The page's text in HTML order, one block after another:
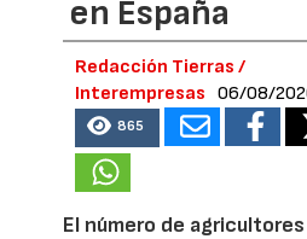
en España
Redacción Tierras /
Interempresas
06/08/
865
El número de